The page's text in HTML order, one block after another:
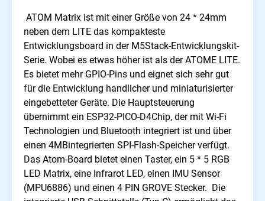
ATOM Matrix ist mit einer Größe von 24 * 24mm
neben dem LITE das kompakteste
Entwicklungsboard in der M5Stack-Entwicklungskit-
Serie. Wobei es etwas höher ist als der ATOME LITE.
Es bietet mehr GPIO-Pins und eignet sich sehr gut
für die Entwicklung handlicher und miniaturisierter
eingebetteter Geräte. Die Hauptsteuerung
übernimmt ein ESP32-PICO-D4Chip, der mit Wi-Fi
Technologien und Bluetooth integriert ist und über
einen 4MBintegrierten SPI-Flash-Speicher verfügt.
Das Atom-Board bietet einen Taster, ein 5 * 5 RGB
LED Matrix, eine Infrarot LED, einen IMU Sensor
(MPU6886) und einen 4 PIN GROVE Stecker. Die